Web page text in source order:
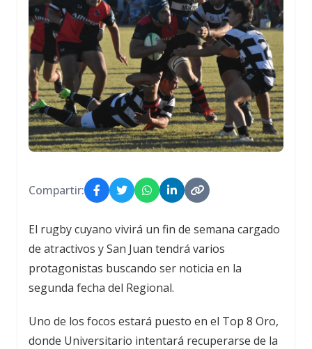
Compartir:
El rugby cuyano vivirá un fin de semana cargado
de atractivos y San Juan tendrá varios
protagonistas buscando ser noticia en la
segunda fecha del Regional.
Uno de los focos estará puesto en el Top 8 Oro,
donde Universitario intentará recuperarse de la